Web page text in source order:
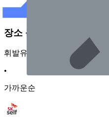
장소 근처 주유소
휘발유
•
가까운순